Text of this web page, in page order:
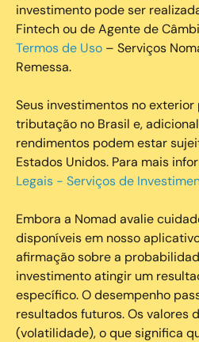
investimento pode ser
Fintech ou de Agente de
Termos de Uso – Serviços
Remessa.
Seus investimentos no
tributação no Brasil e,
rendimentos podem estar
Estados Unidos. Para mais
Legais - Serviços de
Embora a Nomad avalie
disponíveis em nosso
afirmação sobre a
investimento atingir um
específico. O desempenho
resultados futuros. Os valores
(volatilidade), o que significa